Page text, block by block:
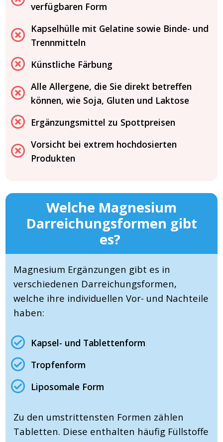
verfügbaren Form
Kapselhülle mit Gelatine sowie Binde- und
Trennmitteln
Künstliche Färbung
Alle Allergene, die Sie direkt betreffen
können, wie Soja, Gluten und Laktose
Ergänzungsmittel zu Spottpreisen
Vorsicht bei extrem hochdosierten
Produkten
Welche Magnesium
Darreichungsformen gibt
es?
Magnesium Ergänzungen gibt es in
verschiedenen Darreichungsformen,
welche ihre individuellen Vor- und Nachteile
haben:
Kapsel- und Tablettenform
Tropfenform
Liposomale Form
Zu den umstrittensten Formen zählen
Tabletten. Diese enthalten häufig Füllstoffe